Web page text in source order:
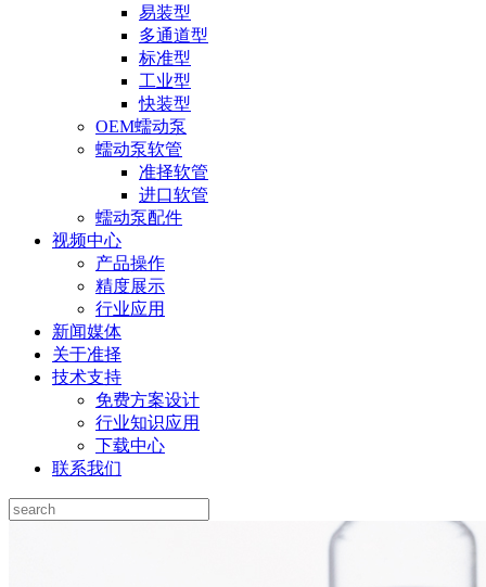
易装型
多通道型
标准型
工业型
快装型
OEM蠕动泵
蠕动泵软管
准择软管
进口软管
蠕动泵配件
视频中心
产品操作
精度展示
行业应用
新闻媒体
关于准择
技术支持
免费方案设计
行业知识应用
下载中心
联系我们